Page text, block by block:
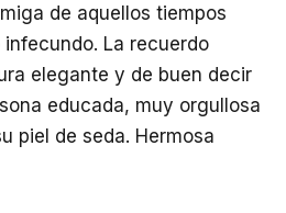
de aquellos tiempos
La recuerdo
elegante y de buen decir
educada, muy orgullosa
piel de seda. Hermosa